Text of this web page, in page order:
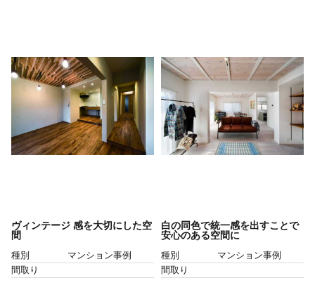
ヴィンテージ 感を大切にした空
間
種別
マンション事例
間取り
白の同色で統一感を出すことで
安心のある空間に
種別
マンション事例
間取り